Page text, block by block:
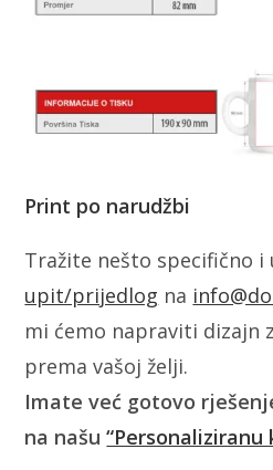
Print po narudžbi
Tražite nešto specifično i
upit/prijedlog na
mi ćemo napraviti dizajn
prema vašoj želji.
Imate već gotovo
na našu“Personaliziranu